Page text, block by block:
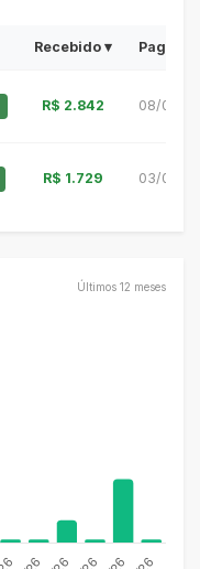
Recebido ▾
R$ 2.842 08/05/
R$ 1.729 03/08/
Últimos 12 meses